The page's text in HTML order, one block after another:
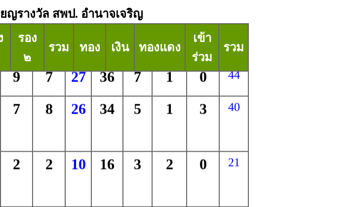
ญรางวัล สพป. อำนาจเจริญ
รอง
๒
รวม ทอง เงิน ทองแดง
เข้า
ร่วม
รวม
9 7 27 36 7 1 0 44
7 8 26 34 5 1 3 40
2 2 10 16 3 2 0 21